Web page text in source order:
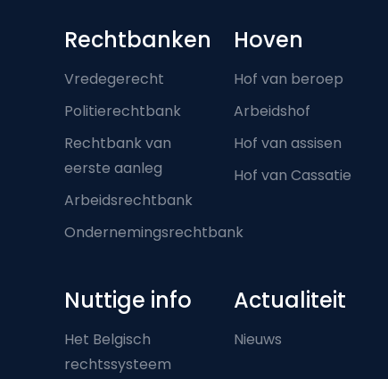
Footer-menu
Rechtbanken
Vredegerecht
Politierechtbank
Rechtbank van
eerste aanleg
Arbeidsrechtbank
Ondernemingsrechtbank
Hoven
Hof van beroep
Arbeidshof
Hof van assisen
Hof van Cassatie
Nuttige info
Het Belgisch
rechtssysteem
Actualiteit
Nieuws